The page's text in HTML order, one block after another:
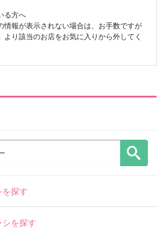
る方へ
情報が表示されない場合は、お手数ですが
」より該当のお店をお気に入りから外してく
探す
を探す